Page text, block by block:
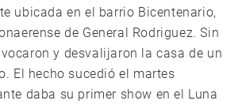
ubicada en el barrio Bicentenario,
de General Rodriguez. Sin
y desvalijaron la casa de un
El hecho sucedió el martes
daba su primer show en el Luna